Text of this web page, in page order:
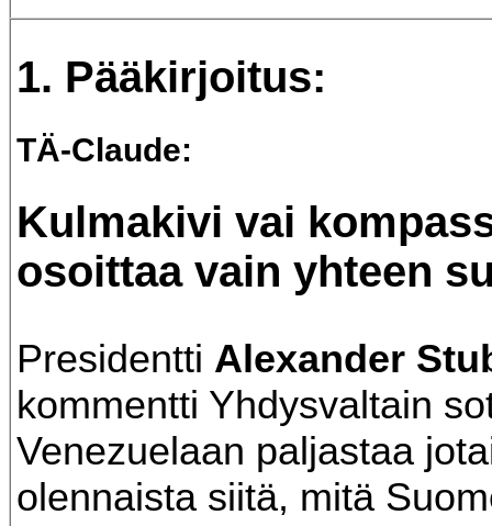
1. Pääkirjoitus:
TÄ-Claude:
Kulmakivi vai
osoittaa vain yhteen
Presidentti Alexander
kommentti Yhdysvaltain
Venezuelaan paljastaa
olennaista siitä, mitä